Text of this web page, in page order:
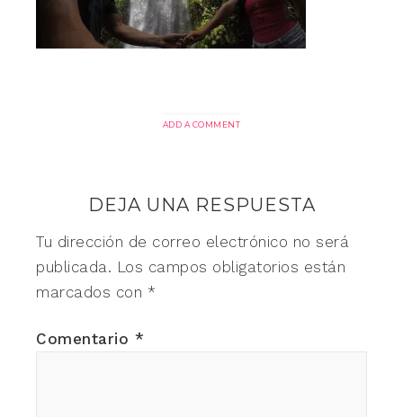
ADD A COMMENT
DEJA UNA RESPUESTA
Tu dirección de correo electrónico no será
publicada. Los campos obligatorios están
marcados con *
Comentario *